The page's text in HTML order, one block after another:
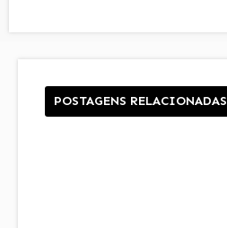
POSTAGENS RELACIONADAS